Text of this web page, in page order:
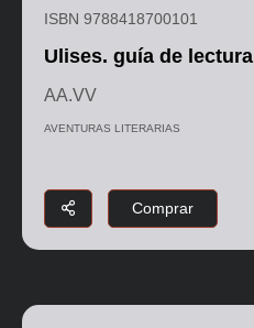
ISBN 9788418700101
Ulises. guía de lectura
AA.VV
AVENTURAS LITERARIAS
Comprar